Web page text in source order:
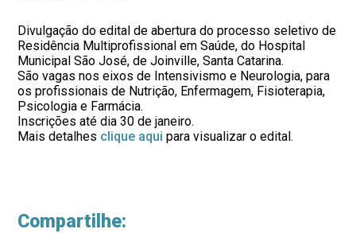
Divulgação do edital de abertura do processo seletivo de
Residência Multiprofissional em Saúde, do Hospital
Municipal São José, de Joinville, Santa Catarina.
São vagas nos eixos de Intensivismo e Neurologia, para
os profissionais de Nutrição, Enfermagem, Fisioterapia,
Psicologia e Farmácia.
Inscrições até dia 30 de janeiro.
Mais detalhes clique aqui para visualizar o edital.
Compartilhe: